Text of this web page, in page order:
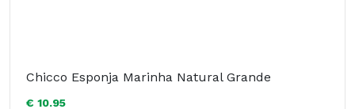
Chicco Esponja Marinha Natural Grande
€ 10.95